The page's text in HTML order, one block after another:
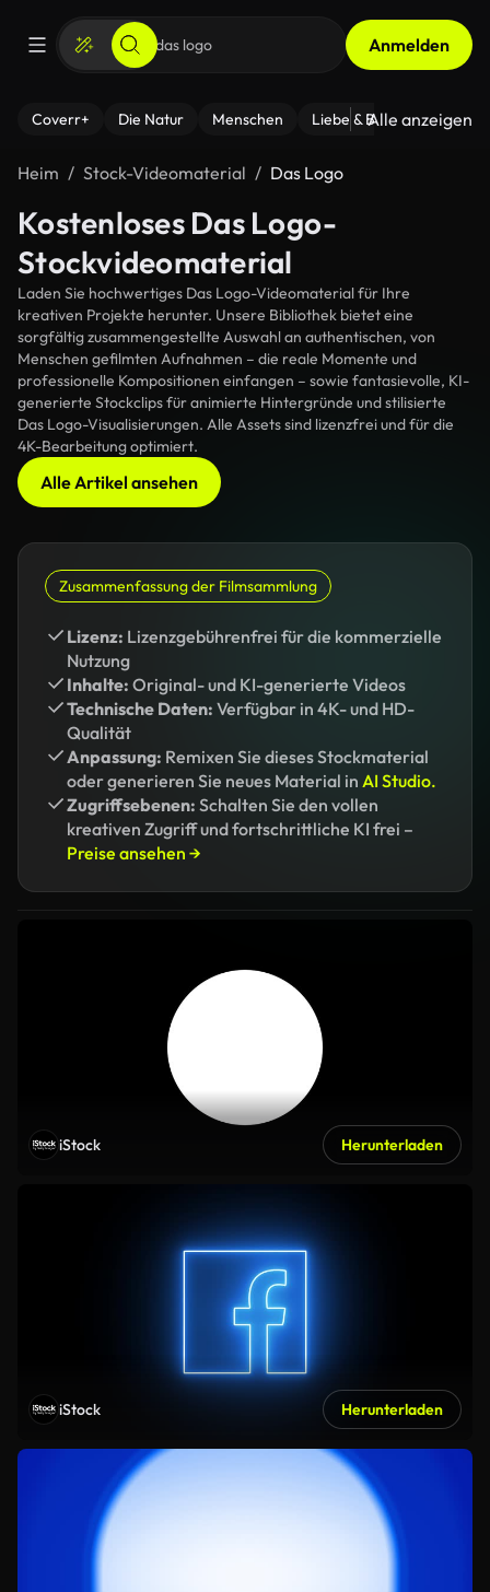
Anmelden
Coverr+ Die Natur Menschen Liebe & Beziehungen
Alle anzeigen
Heim Stock-Videomaterial Das Logo
Kostenloses Das Logo-
Stockvideomaterial
Laden Sie hochwertiges Das Logo-Videomaterial für Ihre
kreativen Projekte herunter. Unsere Bibliothek bietet eine
sorgfältig zusammengestellte Auswahl an authentischen, von
Menschen gefilmten Aufnahmen – die reale Momente und
professionelle Kompositionen einfangen – sowie fantasievolle, KI-
generierte Stockclips für animierte Hintergründe und stilisierte
Das Logo-Visualisierungen. Alle Assets sind lizenzfrei und für die
4K-Bearbeitung optimiert.
Alle Artikel ansehen
Zusammenfassung der Filmsammlung
Lizenz: Lizenzgebührenfrei für die kommerzielle
Nutzung
Inhalte: Original- und KI-generierte Videos
Technische Daten: Verfügbar in 4K- und HD-
Qualität
Anpassung: Remixen Sie dieses Stockmaterial
oder generieren Sie neues Material in AI Studio.
Zugriffsebenen: Schalten Sie den vollen
kreativen Zugriff und fortschrittliche KI frei –
Preise ansehen →
iStock Herunterladen
iStock Herunterladen